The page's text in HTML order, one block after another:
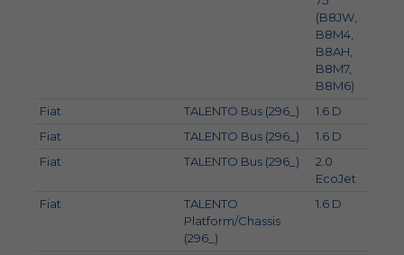
(B8JW,
B8M4,
B8AH,
B8M7,
B8M6)
Fiat TALENTO Bus (296_) 1.6 D
Fiat
TALENTO Bus (296_) 1.6 D
Fiat
TALENTO Bus (296_)
2.0
EcoJet
Fiat
TALENTO
Platform/Chassis
(296_)
1.6 D